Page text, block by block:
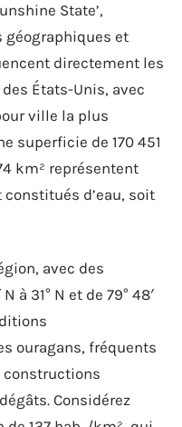
State’,
géographiques et
directement les
États-Unis, avec
ville la plus
superficie de 170 451
km² représentent
d’eau, soit
avec des
à 31° N et de 79° 48′
ouragans, fréquents
constructions
Considérez